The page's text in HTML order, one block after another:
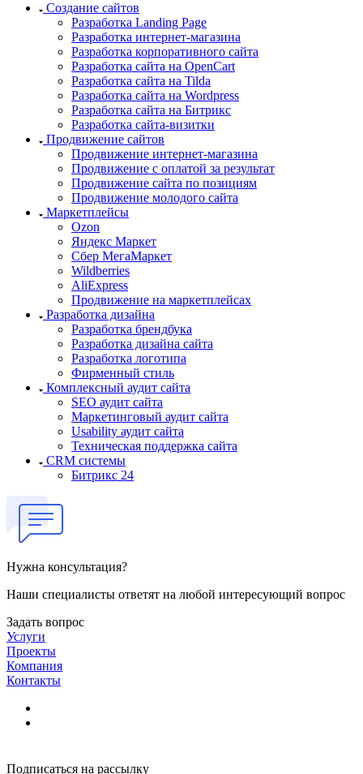
Создание сайтов
Разработка Landing Page
Разработка интернет-магазина
Разработка корпоративного сайта
Разработка сайта на OpenCart
Разработка сайта на Tilda
Разработка сайта на Wordpress
Разработка сайта на Битрикс
Разработка сайта-визитки
Продвижение сайтов
Продвижение интернет-магазина
Продвижение с оплатой за результат
Продвижение сайта по позициям
Продвижение молодого сайта
Маркетплейсы
Ozon
Яндекс Маркет
Сбер МегаМаркет
Wildberries
AliExpress
Продвижение на маркетплейсах
Разработка дизайна
Разработка брендбука
Разработка дизайна сайта
Разработка логотипа
Фирменный стиль
Комплексный аудит сайта
SEO аудит сайта
Маркетинговый аудит сайта
Usability аудит сайта
Техническая поддержка сайта
CRM системы
Битрикс 24
Нужна консультация?
Наши специалисты ответят на любой интересующий вопрос
Задать вопрос
Услуги
Проекты
Компания
Контакты
Подписаться на рассылку